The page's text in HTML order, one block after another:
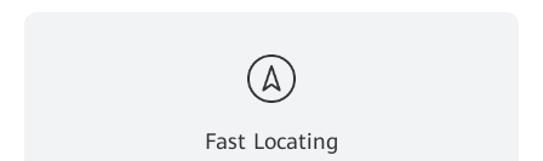
Fast Locating